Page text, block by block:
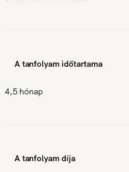
A tanfolyam időtartama
4,5 hónap
A tanfolyam díja